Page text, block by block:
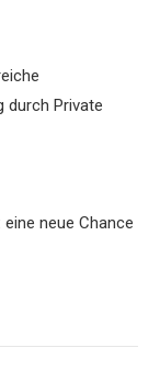
durch Private
neue Chance